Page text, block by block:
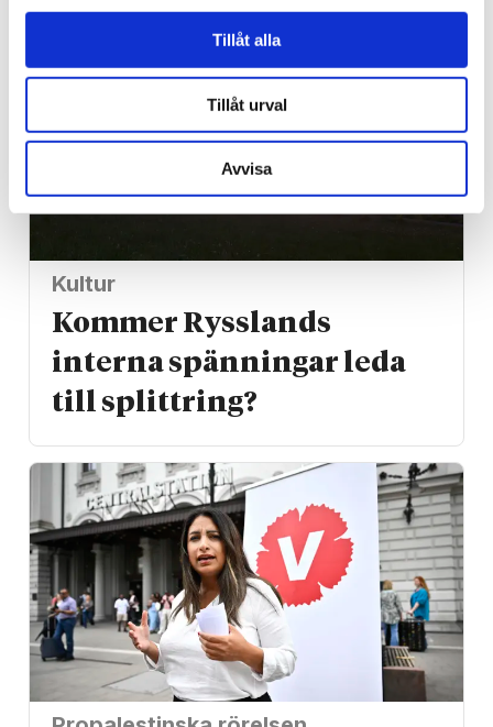
Tillåt alla
Tillåt urval
Avvisa
Kultur
Kommer Rysslands
interna spänningar leda
till splittring?